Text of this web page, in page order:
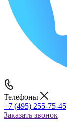
Телефоны
+7 (495) 255-75-45
Заказать звонок